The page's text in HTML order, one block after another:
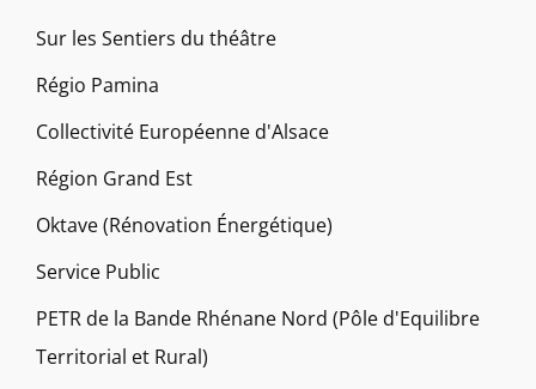
Sur les Sentiers du théâtre
Régio Pamina
Collectivité Européenne d'Alsace
Région Grand Est
Oktave (Rénovation Énergétique)
Service Public
PETR de la Bande Rhénane Nord (Pôle d'Equilibre
Territorial et Rural)